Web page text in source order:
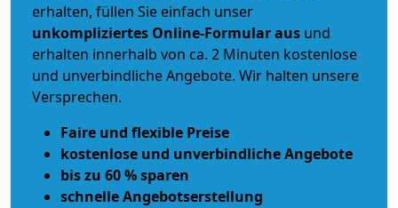
erhalten, füllen Sie einfach unser
unkompliziertes Online-Formular aus und
erhalten innerhalb von ca. 2 Minuten kostenlose
und unverbindliche Angebote. Wir halten unsere
Versprechen.
Faire und flexible Preise
kostenlose und unverbindliche Angebote
bis zu 60 % sparen
schnelle Angebotserstellung